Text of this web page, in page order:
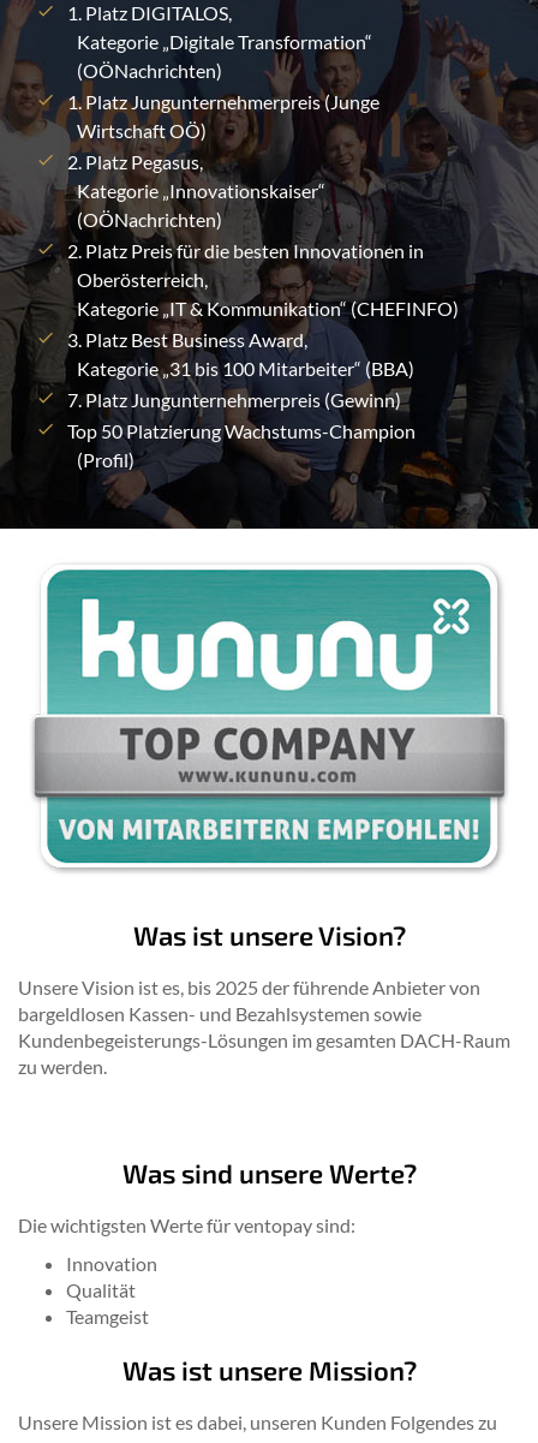
1. Platz DIGITALOS,
Kategorie „Digitale Transformation“
(OÖNachrichten)
1. Platz Jungunternehmerpreis (Junge
Wirtschaft OÖ)
2. Platz Pegasus,
Kategorie „Innovationskaiser“
(OÖNachrichten)
2. Platz Preis für die besten Innovationen in
Oberösterreich,
Kategorie „IT & Kommunikation“ (CHEFINFO)
3. Platz Best Business Award,
Kategorie „31 bis 100 Mitarbeiter“ (BBA)
7. Platz Jungunternehmerpreis (Gewinn)
Top 50 Platzierung Wachstums-Champion
(Profil)
Was ist unsere Vision?
Unsere Vision ist es, bis 2025 der führende Anbieter von
bargeldlosen Kassen- und Bezahlsystemen sowie
Kundenbegeisterungs-Lösungen im gesamten DACH-Raum
zu werden.
Was sind unsere Werte?
Die wichtigsten Werte für ventopay sind:
Innovation
Qualität
Teamgeist
Was ist unsere Mission?
Unsere Mission ist es dabei, unseren Kunden Folgendes zu